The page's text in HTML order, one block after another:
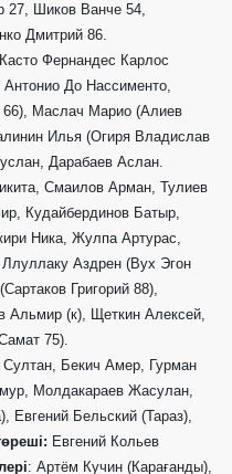
27, Шиков Ванче 54,
Дмитрий 86.
Фернандес Карлос
До Нассименто,
Маслач Марио (Алиев
Илья (Огиря Владислав
Дарабаев Аслан.
Смаилов Арман, Тулиев
Кудайбердинов Батыр,
Ника, Жулпа Артурас,
Аздрен (Вух Эгон
Григорий 88),
Альмир (к), Щеткин Алексей,
75).
Султан, Бекич Амер, Гурман
Молдакараев Жасулан,
Евгений Бельский (Тараз),
Евгений Кольев
: Артём Кучин (Карағанды),